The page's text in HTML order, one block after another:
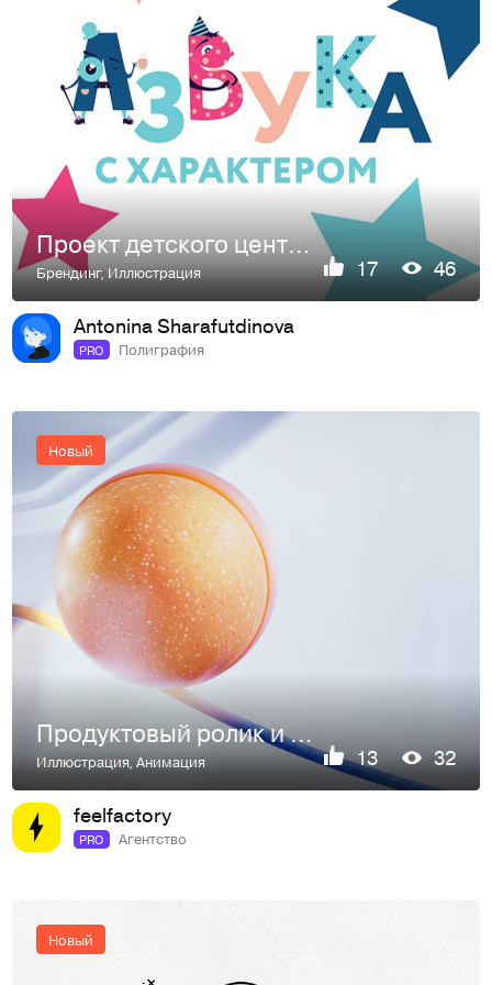
Проект детского центра "Азбука с характером"
Брендинг,Иллюстрация 17 46
Antonina Sharafutdinova
PRO Полиграфия
Новый
Продуктовый ролик и серия ключевых 3D-визуалов
Иллюстрация,Анимация 13 32
feelfactory
PRO Агентство
Новый